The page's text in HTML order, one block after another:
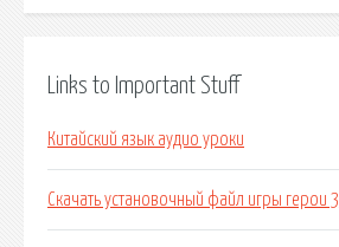
Links to Important Stuff
Китайский язык аудио уроки
Скачать установочный файл игры герои 3